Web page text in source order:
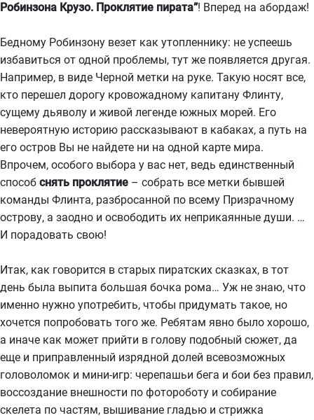
Робинзона Крузо. Проклятие пирата”! Вперед на абордаж!
Бедному Робинзону везет как утопленнику: не успеешь
избавиться от одной проблемы, тут же появляется другая.
Например, в виде Черной метки на руке. Такую носят все,
кто перешел дорогу кровожадному капитану Флинту,
сущему дьяволу и живой легенде южных морей. Его
невероятную историю рассказывают в кабаках, а путь на
его остров Вы не найдете ни на одной карте мира.
Впрочем, особого выбора у вас нет, ведь единственный
способ снять проклятие – собрать все метки бывшей
команды Флинта, разбросанной по всему Призрачному
острову, а заодно и освободить их неприкаянные души. …
И порадовать свою!
Итак, как говорится в старых пиратских сказках, в тот
день была выпита большая бочка рома… Уж не знаю, что
именно нужно употребить, чтобы придумать такое, но
хочется попробовать того же. Ребятам явно было хорошо,
а иначе как может прийти в голову подобный сюжет, да
еще и приправленный изрядной долей всевозможных
головоломок и мини-игр: черепашьи бега и бои без правил,
воссоздание внешности по фотороботу и собирание
скелета по частям, вышивание гладью и стрижка